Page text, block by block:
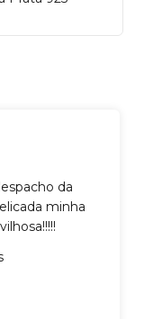
da
minha